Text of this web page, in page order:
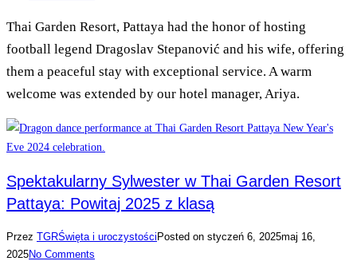
Thai Garden Resort, Pattaya had the honor of hosting
football legend Dragoslav Stepanović and his wife, offering
them a peaceful stay with exceptional service. A warm
welcome was extended by our hotel manager, Ariya.
Spektakularny Sylwester w Thai Garden Resort
Pattaya: Powitaj 2025 z klasą
Przez TGRŚwięta i uroczystościPosted on styczeń 6, 2025maj 16,
2025No Comments